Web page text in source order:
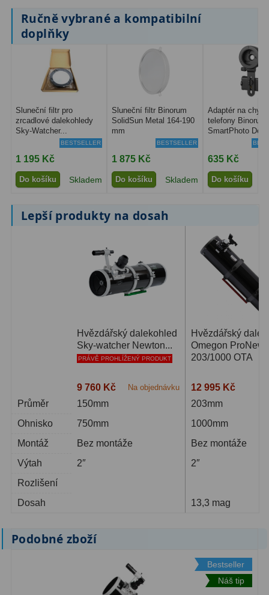
Ručně vybrané a kompatibilní
doplňky
Sluneční filtr pro
zrcadlové dalekohledy
Sky-Watcher...
BESTSELLER
1 195 Kč
Do košíku Skladem
Sluneční filtr Binorum
SolidSun Metal 164-190
mm
BESTSELLER
1 875 Kč
Do košíku Skladem
Adaptér na chytré
telefony Binorum
SmartPhoto
635 Kč
Do košíku
Lepší produkty na dosah
Průměr
Ohnisko
Montáž
Výtah
Rozlišení
Dosah
Hvězdářský dalekohled
Sky-watcher Newton...
PRÁVĚ PROHLÍŽENÝ PRODUKT
9 760 Kč Na objednávku
150mm
750mm
Bez montáže
2″
Hvězdářský
Omegon
203/1000 OTA
12 995 Kč
203mm
1000mm
Bez montáže
2″
13,3 mag
Podobné zboží
Bestseller
Náš tip